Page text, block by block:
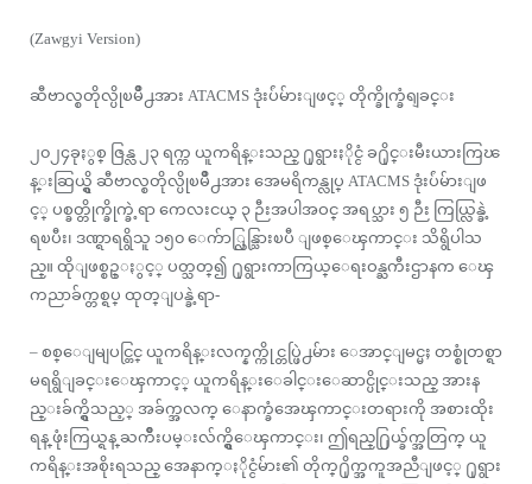
(Zawgyi Version)
ဆီဗာလ္စတိုလ္ပိုၿမိဳ႕အား ATACMS ဒုံးပ်ံမ်ားျဖင့္ တိုက္ခိုက္ခံရျခင္း
၂၀၂၄ခုႏွစ္ ဇြန္လ ၂၃ ရက္က ယူကရိန္းသည္ ႐ုရွားႏိုင္ငံ ခ႐ိုင္းမီးယားကြၽ
န္းဆြယ္ရွိ ဆီဗာလ္စတိုလ္ပိုၿမိဳ႕အား အေမရိကန္လုပ္ ATACMS ဒုံးပ်ံမ်ားျဖ
င့္ ပစ္ခတ္တိုက္ခိုက္ခဲ့ရာ ကေလးငယ္ ၃ ဉီးအပါအဝင္ အရပ္သား ၅ ဉီး ကြယ္လြန္ခဲ့
ရၿပီး၊ ဒဏ္ရာရရွိသူ ၁၅၀ ေက်ာ္လြန္သြားၿပီ ျဖစ္ေၾကာင္း သိရွိပါသ
ည္။ ထိုျဖစ္စဥ္ႏွင့္ ပတ္သတ္၍ ႐ုရွားကာကြယ္ေရးဝန္ႀကီးဌာနက ေၾ
ကညာခ်က္တစ္ရပ္ ထုတ္ျပန္ခဲ့ရာ-
– စစ္ေျမျပင္တြင္ ယူကရိန္းလက္နက္ကိုင္တပ္ဖြဲ႕မ်ား ေအာင္ျမင္မႈ တစ္စုံတစ္ရာ
မရရွိျခင္းေၾကာင့္ ယူကရိန္းေခါင္းေဆာင္ပိုင္းသည္ အားန
ည္းခ်က္ရွိသည့္ အခ်က္အလက္ ေနာက္ခံအေၾကာင္းတရားကို အစားထိုး
ရန္ ဖုံးကြယ္ရန္ ႀကိဳးပမ္းလ်က္ရွိေၾကာင္း၊ ဤရည္႐ြယ္ခ်က္အတြက္ ယူ
ကရိန္းအစိုးရသည္ အေနာက္ႏိုင္ငံမ်ား၏ တိုက္႐ိုက္အကူအညီျဖင့္ ႐ုရွား